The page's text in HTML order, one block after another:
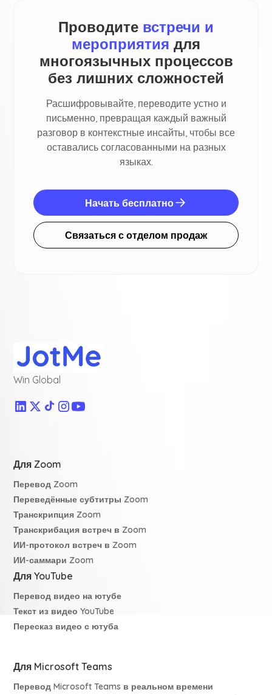
Проводите встречи и
мероприятия для
многоязычных процессов
без лишних сложностей
Расшифровывайте, переводите устно и
письменно, превращая каждый важный
разговор в контекстные инсайты, чтобы все
оставались согласованными на разных
языках.
Начать бесплатно
Связаться с отделом продаж
Win Global
Для Zoom
Перевод Zoom
Переведённые субтитры Zoom
Транскрипция Zoom
Транскрибация встреч в Zoom
ИИ-протокол встреч в Zoom
ИИ-саммари Zoom
Для YouTube
Перевод видео на ютубе
Текст из видео YouTube
Пересказ видео с ютуба
Для Microsoft Teams
Перевод Microsoft Teams в реальном времени